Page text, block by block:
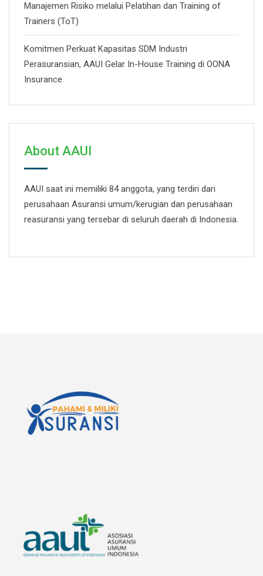
Manajemen Risiko melalui Pelatihan dan Training of
Trainers (ToT)
Komitmen Perkuat Kapasitas SDM Industri
Perasuransian, AAUI Gelar In-House Training di OONA
Insurance
About AAUI
AAUI saat ini memiliki 84 anggota, yang terdiri dari
perusahaan Asuransi umum/kerugian dan perusahaan
reasuransi yang tersebar di seluruh daerah di Indonesia.